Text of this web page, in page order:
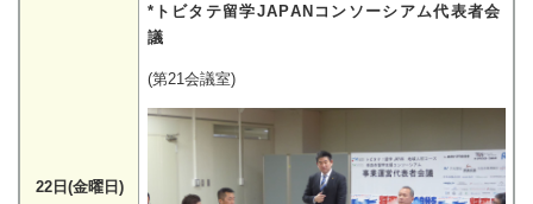
22日(金曜日)
*トビタテ留学JAPANコンソーシアム代表者会
議
(第21会議室)